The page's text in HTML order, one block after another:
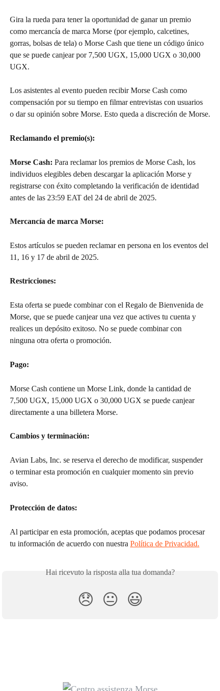
Gira la rueda para tener la oportunidad de ganar un premio
como mercancía de marca Morse (por ejemplo, calcetines,
gorras, bolsas de tela) o Morse Cash que tiene un código único
que se puede canjear por 7,500 UGX, 15,000 UGX o 30,000
UGX.
Los asistentes al evento pueden recibir Morse Cash como
compensación por su tiempo en filmar entrevistas con usuarios
o dar su opinión sobre Morse. Esto queda a discreción de Morse.
Reclamando el premio(s):
Morse Cash: Para reclamar los premios de Morse Cash, los
individuos elegibles deben descargar la aplicación Morse y
registrarse con éxito completando la verificación de identidad
antes de las 23:59 EAT del 24 de abril de 2025.
Mercancía de marca Morse:
Estos artículos se pueden reclamar en persona en los eventos del
11, 16 y 17 de abril de 2025.
Restricciones:
Esta oferta se puede combinar con el Regalo de Bienvenida de
Morse, que se puede canjear una vez que actives tu cuenta y
realices un depósito exitoso. No se puede combinar con
ninguna otra oferta o promoción.
Pago:
Morse Cash contiene un Morse Link, donde la cantidad de
7,500 UGX, 15,000 UGX o 30,000 UGX se puede canjear
directamente a una billetera Morse.
Cambios y terminación:
Avian Labs, Inc. se reserva el derecho de modificar, suspender
o terminar esta promoción en cualquier momento sin previo
aviso.
Protección de datos:
Al participar en esta promoción, aceptas que podamos procesar
tu información de acuerdo con nuestra Política de Privacidad.
Hai ricevuto la risposta alla tua domanda?
😞 😐 😃